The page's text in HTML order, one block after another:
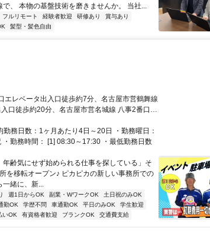
、 本物の基盤技術を磨きませんか。 当社...
フルリモート 経験者歓迎 研修あり
賞与あり
髪型・髪色自由
エレベータ出入口徒歩約7分、名古屋市営鶴舞線
口徒歩約20分、名古屋市営名城線 八事2番口徒
務日数：1ヶ月あたり4日～20日 ・勤務曜日：
・勤務時間： [1] 08:30～17:30 ・最低勤務日数
齢気にせず始められる仕事を探している」そ
を移転オープン♪ ピカピカの新しい事務所での
一緒に、新...
週1日からOK 副業・WワークOK
土日祝のみOK
勤OK 学歴不問 車通勤OK 平日のみOK
学生歓迎
いOK 有資格者歓迎 ブランクOK 交通費支給